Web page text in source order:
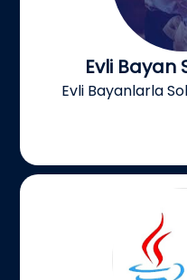
Evli Bayan
Evli Bayanlarla